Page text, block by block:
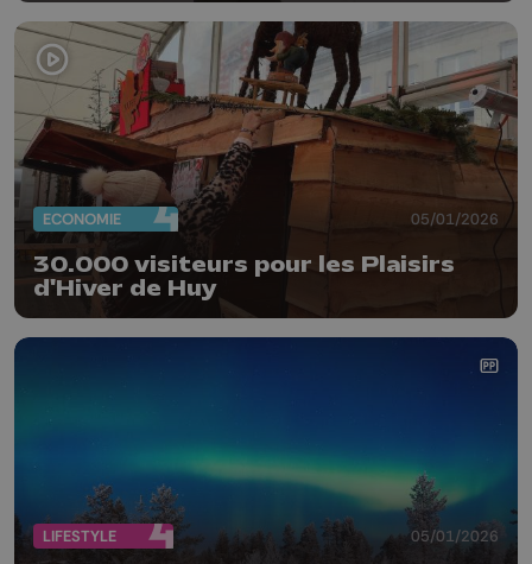
ECONOMIE 05/01/2026
30.000 visiteurs pour les Plaisirs
d'Hiver de Huy
LIFESTYLE 05/01/2026